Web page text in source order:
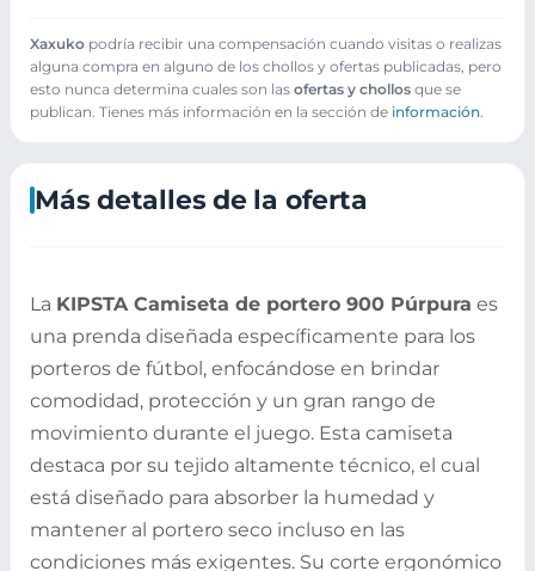
Xaxuko podría recibir una compensación cuando visitas o realizas
alguna compra en alguno de los chollos y ofertas publicadas, pero
esto nunca determina cuales son las ofertas y chollos que se
publican. Tienes más información en la sección de información.
Más detalles de la oferta
La KIPSTA Camiseta de portero 900 Púrpura es
una prenda diseñada específicamente para los
porteros de fútbol, enfocándose en brindar
comodidad, protección y un gran rango de
movimiento durante el juego. Esta camiseta
destaca por su tejido altamente técnico, el cual
está diseñado para absorber la humedad y
mantener al portero seco incluso en las
condiciones más exigentes. Su corte ergonómico